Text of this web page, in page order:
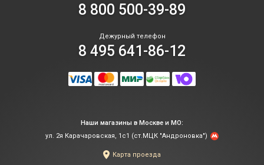
8 800 500-39-89
Дежурный телефон
8 495 641-86-12
Наши магазины в Москве и МО:
ул. 2я Карачаровская, 1с1 (ст.МЦК "Андроновка")
Карта проезда